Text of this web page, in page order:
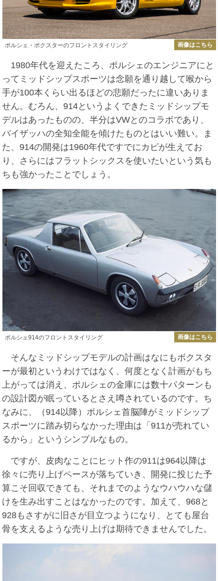
ポルシェ・ボクスターのフロントスタイリング 画像はこちら
1980年代を迎えたころ、ポルシェのエンジニアにと
ってミッドシップスポーツは念願を通り越して喉から
手が100本くらい出るほどの悲願だったに違いありま
せん。むろん、914というよくできたミッドシップモ
デルはあったものの、半分はVWとのコラボであり、
バイザッハの全知全能を傾けたものとはいい難い。ま
た、914の開発は1960年代ですでにカビが生えてお
り、さらにはフラットシックスを使いたいという気も
ちも強かったことでしょう。
ポルシェ914のフロントスタイリング 画像はこちら
そんなミッドシップモデルの計画はなにもボクスタ
ーが最初というわけではなく、何度となく計画がもち
上がっては消え、ポルシェの金庫には数十パターンも
の設計図が眠っているとさえ噂されているのです。ち
なみに、（914以降）ポルシェ首脳陣がミッドシップ
スポーツに踏み切らなかった理由は「911が売れてい
るから」というシンプルなもの。
ですが、皮肉なことにヒット作の911は964以降は
徐々に売り上げペースが落ちていき、開発に投じた予
算こそ回収できても、それまでのようなウハウハな儲
けを生み出すことはなかったのです。加えて、968と
928もさすがに旧さが目立つようになり、とても屋台
骨を支えるような売り上げは期待できませんでした。